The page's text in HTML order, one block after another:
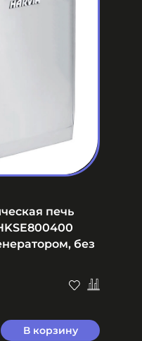
печь
без
В корзину